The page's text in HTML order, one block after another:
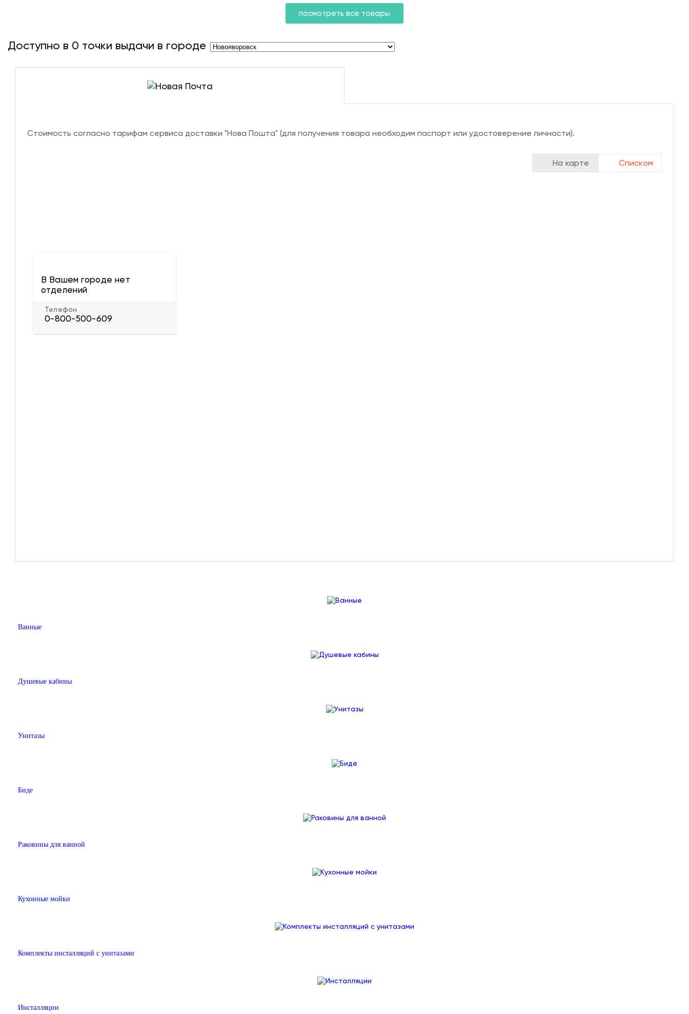
посмотреть все товары
Доступно в 0 точки выдачи в городе
Стоимость согласно тарифам сервиса доставки "Нова Пошта" (для получения товара необходим паспорт или удостоверение личности).
На карте Списком
В Вашем городе нет
отделений
Телефон
0-800-500-609
Ванные
Душевые кабины
Унитазы
Биде
Раковины для ванной
Кухонные мойки
Комплекты инсталляций с унитазами
Инсталляции